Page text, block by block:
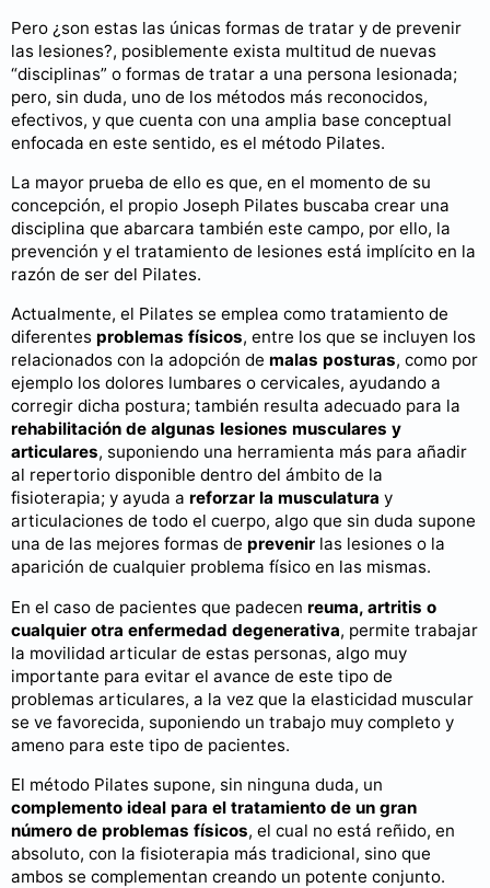
Pero ¿son estas las únicas formas de tratar y de prevenir
las lesiones?, posiblemente exista multitud de nuevas
“disciplinas” o formas de tratar a una persona lesionada;
pero, sin duda, uno de los métodos más reconocidos,
efectivos, y que cuenta con una amplia base conceptual
enfocada en este sentido, es el método Pilates.
La mayor prueba de ello es que, en el momento de su
concepción, el propio Joseph Pilates buscaba crear una
disciplina que abarcara también este campo, por ello, la
prevención y el tratamiento de lesiones está implícito en la
razón de ser del Pilates.
Actualmente, el Pilates se emplea como tratamiento de
diferentes problemas físicos, entre los que se incluyen los
relacionados con la adopción de malas posturas, como por
ejemplo los dolores lumbares o cervicales, ayudando a
corregir dicha postura; también resulta adecuado para la
rehabilitación de algunas lesiones musculares y
articulares, suponiendo una herramienta más para añadir
al repertorio disponible dentro del ámbito de la
fisioterapia; y ayuda a reforzar la musculatura y
articulaciones de todo el cuerpo, algo que sin duda supone
una de las mejores formas de prevenir las lesiones o la
aparición de cualquier problema físico en las mismas.
En el caso de pacientes que padecen reuma, artritis o
cualquier otra enfermedad degenerativa, permite trabajar
la movilidad articular de estas personas, algo muy
importante para evitar el avance de este tipo de
problemas articulares, a la vez que la elasticidad muscular
se ve favorecida, suponiendo un trabajo muy completo y
ameno para este tipo de pacientes.
El método Pilates supone, sin ninguna duda, un
complemento ideal para el tratamiento de un gran
número de problemas físicos, el cual no está reñido, en
absoluto, con la fisioterapia más tradicional, sino que
ambos se complementan creando un potente conjunto.